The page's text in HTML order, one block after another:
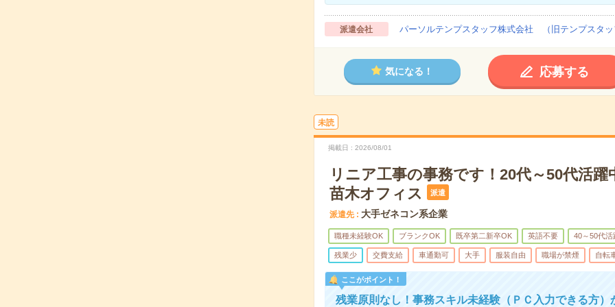
派遣会社 パーソルテンプスタッフ株式会社 （旧テンプスタッ
気になる！ 応募する
未読
掲載日 2026/08/01
リニア工事の事務です！20代～50代活躍
苗木オフィス
派遣
派遣先 大手ゼネコン系企業
職種未経験OK ブランクOK 既卒第二新卒OK 英語不要 40～50代活
残業少 交費支給 車通勤可 大手 服装自由 職場が禁煙 自転
ここがポイント！
残業原則なし！事務スキル未経験（ＰＣ入力できる方